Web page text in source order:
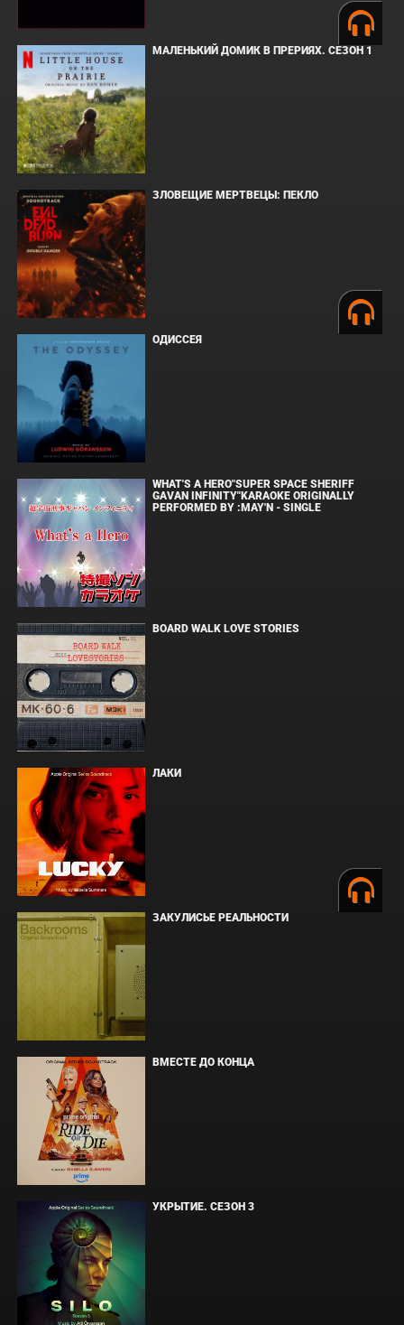
МАЛЕНЬКИЙ ДОМИК В ПРЕРИЯХ. СЕЗОН 1
ЗЛОВЕЩИЕ МЕРТВЕЦЫ: ПЕКЛО
ОДИССЕЯ
WHAT'S A HERO"SUPER SPACE SHERIFF
GAVAN INFINITY"KARAOKE ORIGINALLY
PERFORMED BY :MAY'N - SINGLE
BOARD WALK LOVE STORIES
ЛАКИ
ЗАКУЛИСЬЕ РЕАЛЬНОСТИ
ВМЕСТЕ ДО КОНЦА
УКРЫТИЕ. СЕЗОН 3